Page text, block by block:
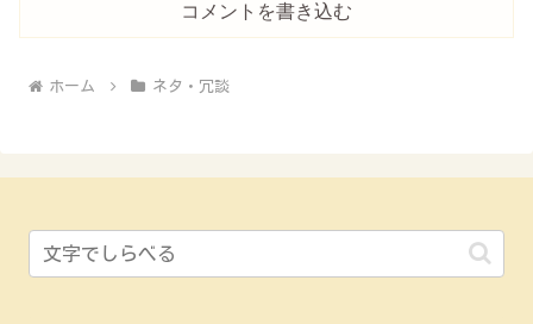
コメントを書き込む
ホーム ネタ・冗談